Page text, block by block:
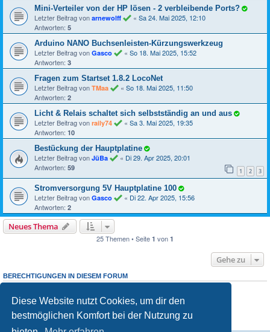
Diese Website nutzt Cookies, um dir den
bestmöglichen Komfort bei der Nutzung zu
Mini-Verteiler von der HP lösen - 2 verbleibende Ports?
Letzter Beitrag von arnewolff « Sa 24. Mai 2025, 12:10
Antworten: 5
Arduino NANO Buchsenleisten-Kürzungswerkzeug
Letzter Beitrag von Gasco « So 18. Mai 2025, 15:52
Antworten: 3
Fragen zum Startset 1.8.2 LocoNet
Letzter Beitrag von TMaa « So 18. Mai 2025, 11:50
Antworten: 2
Licht & Relais schaltet sich selbstständig an und aus
Letzter Beitrag von raily74 « Sa 3. Mai 2025, 19:35
Antworten: 10
Bestückung der Hauptplatine
Letzter Beitrag von JüBa « Di 29. Apr 2025, 20:01
Antworten: 59 1 2 3
Stromversorgung 5V Hauptplatine 100
Letzter Beitrag von Gasco « Di 22. Apr 2025, 15:56
Antworten: 2
Neues Thema
25 Themen • Seite 1 von 1
Gehe zu
BERECHTIGUNGEN IN DIESEM FORUM
Du darfst
neuen Themen in diesem Forum erstellen.
Du darfst
keine Antworten zu Themen in diesem Forum erstellen.
Du darfst deine Beiträge in diesem Forumnichtändern.
Du darfst deine Beiträge in diesem Forum nicht löschen.
Du darfst keineDateianhänge in diesem Forum erstellen.